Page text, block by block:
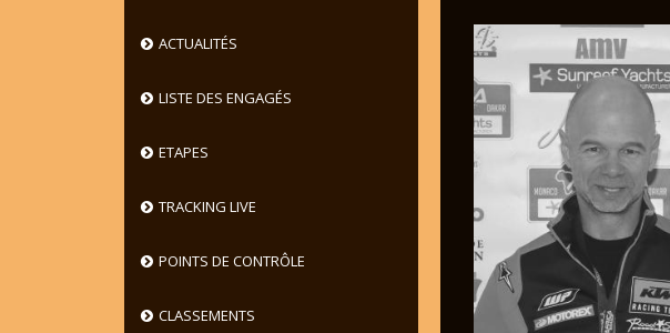
ACTUALITÉS
LISTE DES ENGAGÉS
ETAPES
TRACKING LIVE
POINTS DE CONTRÔLE
CLASSEMENTS